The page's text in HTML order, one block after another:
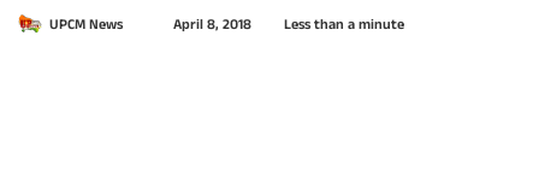
UPCM News April 8, 2018 Less than a minute